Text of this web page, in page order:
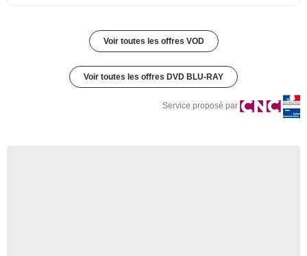
Voir toutes les offres VOD
Voir toutes les offres DVD BLU-RAY
Service proposé par